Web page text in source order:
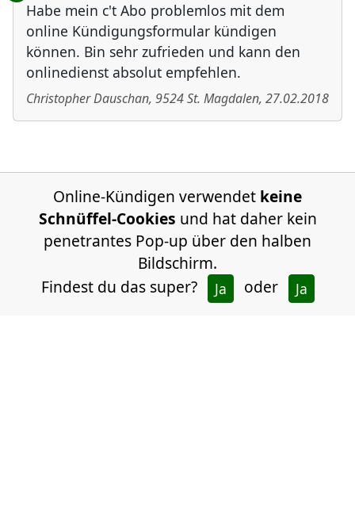
Habe mein c't Abo problemlos mit dem
online Kündigungsformular kündigen
können. Bin sehr zufrieden und kann den
onlinedienst absolut empfehlen.
Christopher Dauschan, 9524St. Magdalen, 27.02.2018
Online-Kündigen verwendet keine
Schnüffel-Cookies und hat daher kein
penetrantes Pop-up über den halben
Bildschirm.
Findest du das super?
Ja oder Ja